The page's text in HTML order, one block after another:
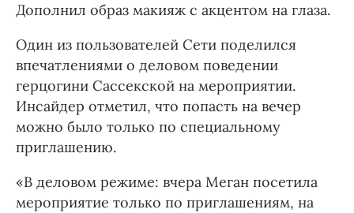
Дополнил образ макияж с акцентом на глаза.
Один из пользователей Сети поделился
впечатлениями о деловом поведении
герцогини Сассекской на мероприятии.
Инсайдер отметил, что попасть на вечер
можно было только по специальному
приглашению.
«В деловом режиме: вчера Меган посетила
мероприятие только по приглашениям, на